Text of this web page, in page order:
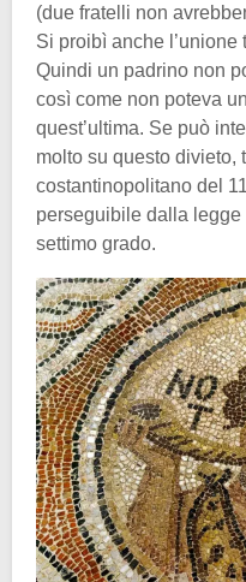
(due fratelli non
Si proibì anche l’unione
Quindi un padrino non
così come non poteva
quest’ultima. Se può
molto su questo divieto,
costantinopolitano del
perseguibile dalla
settimo grado.